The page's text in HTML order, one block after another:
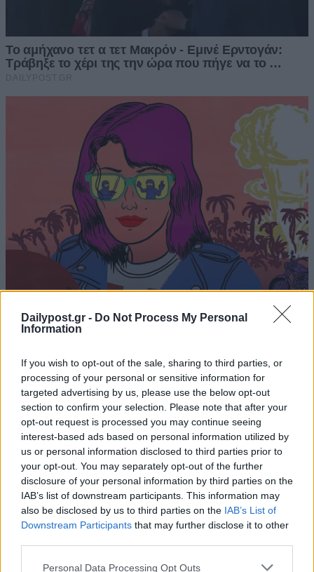
Dailypost.gr - Do Not Process My Personal
Information
If you wish to opt-out of the sale, sharing to third parties, or
processing of your personal or sensitive information for
targeted advertising by us, please use the below opt-out
section to confirm your selection. Please note that after your
opt-out request is processed you may continue seeing
interest-based ads based on personal information utilized by
us or personal information disclosed to third parties prior to
your opt-out. You may separately opt-out of the further
disclosure of your personal information by third parties on the
IAB’s list of downstream participants. This information may
also be disclosed by us to third parties on the IAB’s List of
Downstream Participants that may further disclose it to other
Personal Data Processing Opt Outs